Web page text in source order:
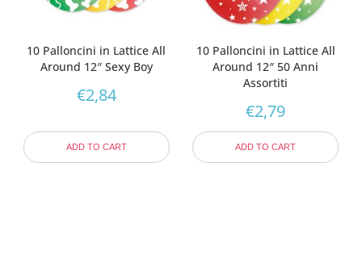
10 Palloncini in Lattice All
Around 12″ Sexy Boy
€2,84
ADD TO CART
10 Palloncini in Lattice All
Around 12″ 50 Anni
Assortiti
€2,79
ADD TO CART